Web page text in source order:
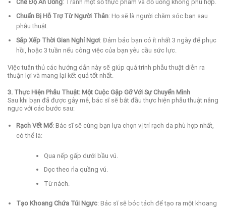
Chế Độ Ăn Uống: Tránh một số thực phẩm và đồ uống không phù hợp.
Chuẩn Bị Hỗ Trợ Từ Người Thân: Họ sẽ là người chăm sóc bạn sau
phẫu thuật.
Sắp Xếp Thời Gian Nghỉ Ngơi: Đảm bảo bạn có ít nhất 3 ngày để phục
hồi, hoặc 3 tuần nếu công việc của bạn yêu cầu sức lực.
Việc tuân thủ các hướng dẫn này sẽ giúp quá trình phẫu thuật diễn ra
thuận lợi và mang lại kết quả tốt nhất.
3. Thực Hiện Phẫu Thuật: Một Cuộc Gặp Gỡ Với Sự Chuyển Mình
Sau khi bạn đã được gây mê, bác sĩ sẽ bắt đầu thực hiện phẫu thuật nâng
ngực với các bước sau:
Rạch Vết Mổ: Bác sĩ sẽ cùng bạn lựa chọn vị trí rạch da phù hợp nhất,
có thể là:
Qua nếp gấp dưới bầu vú.
Dọc theo rìa quầng vú.
Từ nách.
Tạo Khoang Chứa Túi Ngực: Bác sĩ sẽ bóc tách để tạo ra một khoang